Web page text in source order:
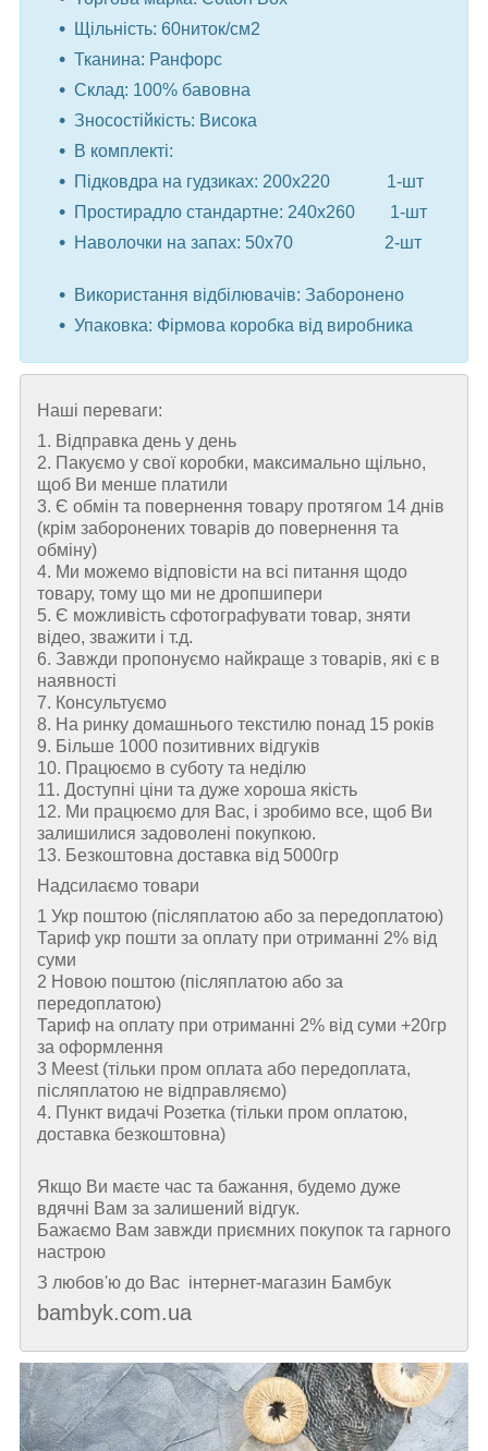
Щільність: 60ниток/см2
Тканина: Ранфорс
Склад: 100% бавовна
Зносостійкість: Висока
В комплекті:
Підковдра на гудзиках: 200x220 1-шт
Простирадло стандартне: 240x260 1-шт
Наволочки на запах: 50x70 2-шт
Використання відбілювачів: Заборонено
Упаковка: Фірмова коробка від виробника
Наші переваги:
1. Відправка день у день
2. Пакуємо у свої коробки, максимально щільно,
щоб Ви менше платили
3. Є обмін та повернення товару протягом 14 днів
(крім заборонених товарів до повернення та
обміну)
4. Ми можемо відповісти на всі питання щодо
товару, тому що ми не дропшипери
5. Є можливість сфотографувати товар, зняти
відео, зважити і т.д.
6. Завжди пропонуємо найкраще з товарів, які є в
наявності
7. Консультуємо
8. На ринку домашнього текстилю понад 15 років
9. Більше 1000 позитивних відгуків
10. Працюємо в суботу та неділю
11. Доступні ціни та дуже хороша якість
12. Ми працюємо для Вас, і зробимо все, щоб Ви
залишилися задоволені покупкою.
13. Безкоштовна доставка від 5000гр
Надсилаємо товари
1 Укр поштою (пiсляплатою або за передоплатою)
Тариф укр пошти за оплату при отриманні 2% від
суми
2 Новою поштою (пiсляплатою або за
передоплатою)
Тариф на оплату при отриманні 2% від суми +20гр
за оформлення
3 Meest (тільки пром оплата або передоплата,
післяплатою не відправляємо)
4. Пункт видачі Розетка (тільки пром оплатою,
доставка безкоштовна)
Якщо Ви маєте час та бажання, будемо дуже
вдячні Вам за залишений відгук.
Бажаємо Вам завжди приємних покупок та гарного
настрою
З любов'ю до Вас інтернет-магазин Бамбук
bambyk.com.ua